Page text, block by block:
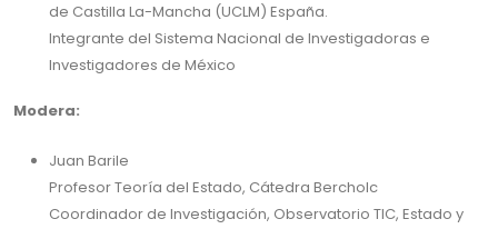
de Castilla La-Mancha (UCLM) España.
Integrante del Sistema Nacional de Investigadoras e
Investigadores de México
Modera:
Juan Barile
Profesor Teoría del Estado, Cátedra Bercholc
Coordinador de Investigación, Observatorio TIC, Estado y